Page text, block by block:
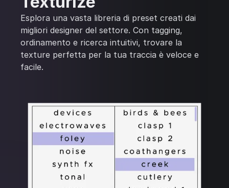
Esplora una vasta libreria di preset creati dai
migliori designer del settore. Con tagging,
ordinamento e ricerca intuitivi, trovare la
texture perfetta per la tua traccia è veloce e
facile.